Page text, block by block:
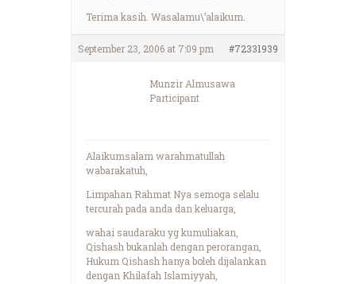
Terima kasih. Wasalamu\’alaikum.
September 23, 2006 at 7:09 pm #72331939
Munzir Almusawa
Participant
Alaikumsalam warahmatullah
wabarakatuh,
Limpahan Rahmat Nya semoga selalu
tercurah pada anda dan keluarga,
wahai saudaraku yg kumuliakan,
Qishash bukanlah dengan perorangan,
Hukum Qishash hanya boleh dijalankan
dengan Khilafah Islamiyyah,